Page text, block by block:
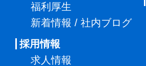
福利厚生
新着情報 / 社内ブログ
採用情報
求人情報